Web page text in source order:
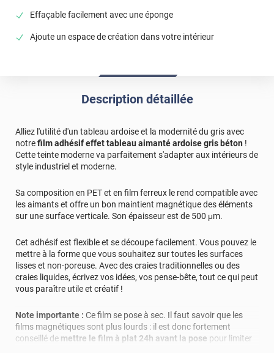
Effaçable facilement avec une éponge
Ajoute un espace de création dans votre intérieur
Description détaillée
Alliez l'utilité d'un tableau ardoise et la modernité du gris avec
notrefilm adhésif effet tableau aimanté ardoise gris béton !
Cette teinte moderne va parfaitement s'adapter aux intérieurs de
style industriel et moderne.
Sa composition en PET et en film ferreux le rend compatible avec
les aimants et offre un bon maintient magnétique des éléments
sur une surface verticale. Son épaisseur est de 500 μm.
Cet adhésif est flexible et se découpe facilement. Vous pouvez le
mettre à la forme que vous souhaitez sur toutes les surfaces
lisses et non-poreuse. Avec des craies traditionnelles ou des
craies liquides, écrivez vos idées, vos pense-bête, tout ce qui peut
vous paraître utile et créatif !
Note importante : Ce film se pose à sec. Il faut savoir que les
films magnétiques sont plus lourds : il est donc fortement
conseillé de mettre le film à plat 24h avant la pose pour limiter